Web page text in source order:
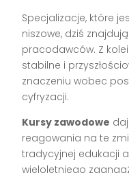
Specjalizacje, które
niszowe, dziś
pracodawców. Z
stabilne i
znaczeniu wobec
cyfryzacji.
Kursy zawodowe
reagowania na te
tradycyjnej edukacji
wieloletniego